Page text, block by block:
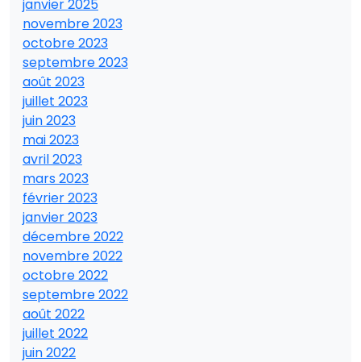
janvier 2025
novembre 2023
octobre 2023
septembre 2023
août 2023
juillet 2023
juin 2023
mai 2023
avril 2023
mars 2023
février 2023
janvier 2023
décembre 2022
novembre 2022
octobre 2022
septembre 2022
août 2022
juillet 2022
juin 2022